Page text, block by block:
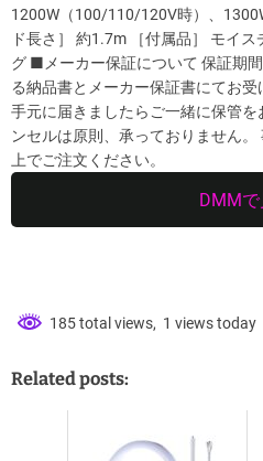
1200W（100/110/120V時）、
ド長さ］ 約1.7m ［付属品］ モイ
グ ■メーカー保証について 保証期
る納品書とメーカー保証書にてお
手元に届きましたらご一緒に保管
ンセルは原則、承っておりません
上でご注文ください。
DMMで
185 total views, 1 views today
Related posts: